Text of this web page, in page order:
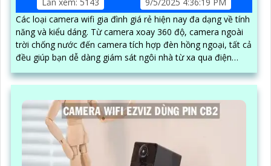
Các loại camera wifi gia đình giá rẻ hiện nay đa dạng về tính
năng và kiểu dáng. Từ camera xoay 360 độ, camera ngoài
trời chống nước đến camera tích hợp đèn hồng ngoại, tất cả
đều giúp bạn dễ dàng giám sát ngôi nhà từ xa qua điện